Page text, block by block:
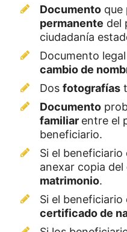
Documento que
permanente del
ciudadanía
Documento
cambio de
Dos fotografías
Documento
familiar entre el
beneficiario.
Si el
anexar copia del
matrimonio.
Si el beneficiario
certificado de